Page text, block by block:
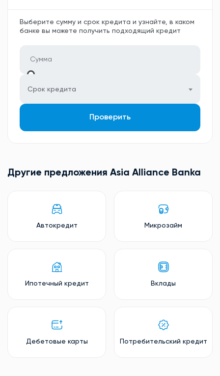
Выберите сумму и срок кредита и узнайте, в каком
банке вы можете получить подходящий кредит
Срок кредита
Проверить
Другие предложения Asia Alliance Banka
Автокредит Микрозайм
Ипотечный кредит Вклады
Дебетовые карты Потребительский кредит